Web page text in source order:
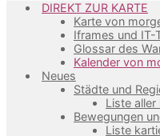
DIREKT ZUR KARTE
Karte von
Iframes und IT-
Glossar des
Kalender von
Neues
Städte und
Liste
Bewegungen
Liste